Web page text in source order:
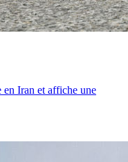
en Iran et affiche une